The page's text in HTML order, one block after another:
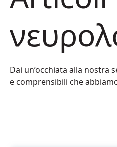
Dai un’occhiata alla
e comprensibili che